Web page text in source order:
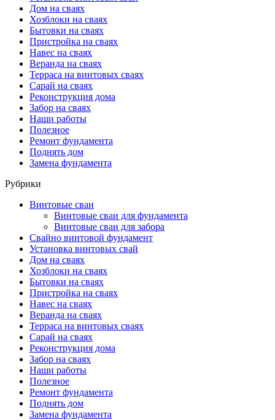
Дом на сваях
Хозблоки на сваях
Бытовки на сваях
Пристройка на сваях
Навес на сваях
Веранда на сваях
Терраса на винтовых сваях
Cарай на сваях
Реконструкция дома
Забор на сваях
Наши работы
Полезное
Ремонт фундамента
Поднять дом
Замена фундамента
Рубрики
Винтовые сваи
Винтовые сваи для фундамента
Винтовые сваи для забора
Свайно винтовой фундамент
Установка винтовых свай
Дом на сваях
Хозблоки на сваях
Бытовки на сваях
Пристройка на сваях
Навес на сваях
Веранда на сваях
Терраса на винтовых сваях
Cарай на сваях
Реконструкция дома
Забор на сваях
Наши работы
Полезное
Ремонт фундамента
Поднять дом
Замена фундамента